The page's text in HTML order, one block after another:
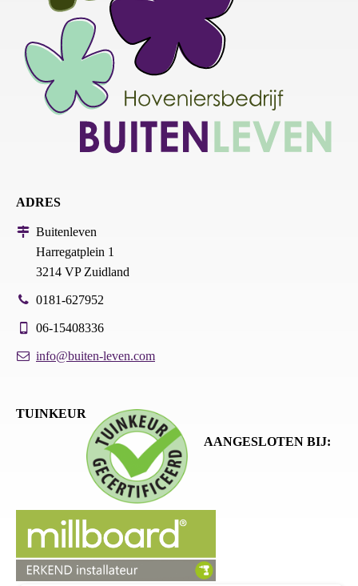
ADRES
Buitenleven
Harregatplein 1
3214 VP Zuidland
0181-627952
06-15408336
info@buiten-leven.com
TUINKEUR
AANGESLOTEN BIJ: